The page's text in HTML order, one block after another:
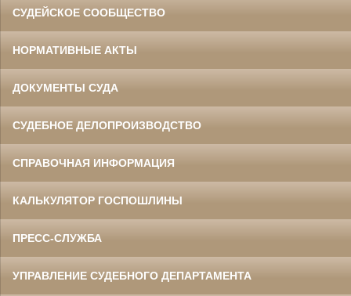
СУДЕЙСКОЕ СООБЩЕСТВО
НОРМАТИВНЫЕ АКТЫ
ДОКУМЕНТЫ СУДА
СУДЕБНОЕ ДЕЛОПРОИЗВОДСТВО
СПРАВОЧНАЯ ИНФОРМАЦИЯ
КАЛЬКУЛЯТОР ГОСПОШЛИНЫ
ПРЕСС-СЛУЖБА
УПРАВЛЕНИЕ СУДЕБНОГО ДЕПАРТАМЕНТА